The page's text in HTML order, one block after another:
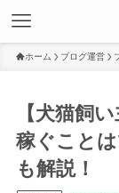
ホーム ブログ運営
【犬猫飼
稼ぐこと
も解説！